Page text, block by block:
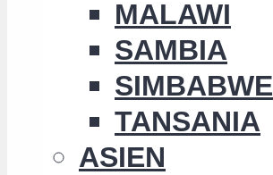
MALAWI
SAMBIA
SIMBABWE
TANSANIA
ASIEN